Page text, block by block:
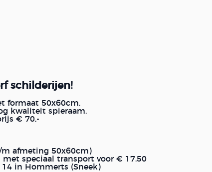
schilderijen!
formaat 50x60cm.
kwaliteit spieraam.
€ 70,-
m afmeting 50x60cm)
speciaal transport voor € 17.50
in Hommerts (Sneek)